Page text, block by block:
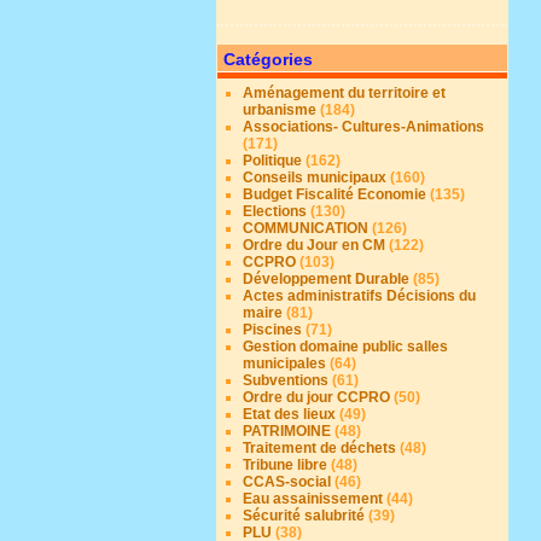
Catégories
Aménagement du territoire et
urbanisme (184)
Associations- Cultures-Animations
(171)
Politique (162)
Conseils municipaux (160)
Budget Fiscalité Economie (135)
Elections (130)
COMMUNICATION (126)
Ordre du Jour en CM (122)
CCPRO (103)
Développement Durable (85)
Actes administratifs Décisions du
maire (81)
Piscines (71)
Gestion domaine public salles
municipales (64)
Subventions (61)
Ordre du jour CCPRO (50)
Etat des lieux (49)
PATRIMOINE (48)
Traitement de déchets (48)
Tribune libre (48)
CCAS-social (46)
Eau assainissement (44)
Sécurité salubrité (39)
PLU (38)